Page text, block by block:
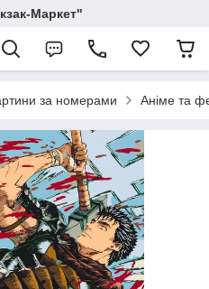
Маркет"
за номерами Аніме та